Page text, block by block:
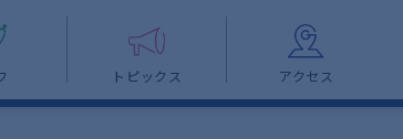
トピックス アクセス